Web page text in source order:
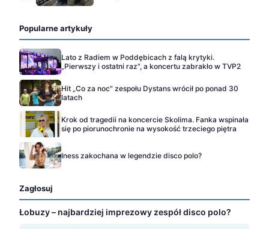
Popularne artykuły
Lato z Radiem w Poddębicach z falą krytyki.
„Pierwszy i ostatni raz", a koncertu zabrakło w TVP2
Hit „Co za noc" zespołu Dystans wrócił po ponad 30
latach
Krok od tragedii na koncercie Skolima. Fanka wspinała
się po piorunochronie na wysokość trzeciego piętra
Iness zakochana w legendzie disco polo?
Zagłosuj
Łobuzy – najbardziej imprezowy zespół disco polo?